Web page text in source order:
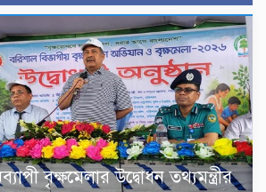
বৃক্ষমেলার উদ্বোধন তথ্যমন্ত্রীর